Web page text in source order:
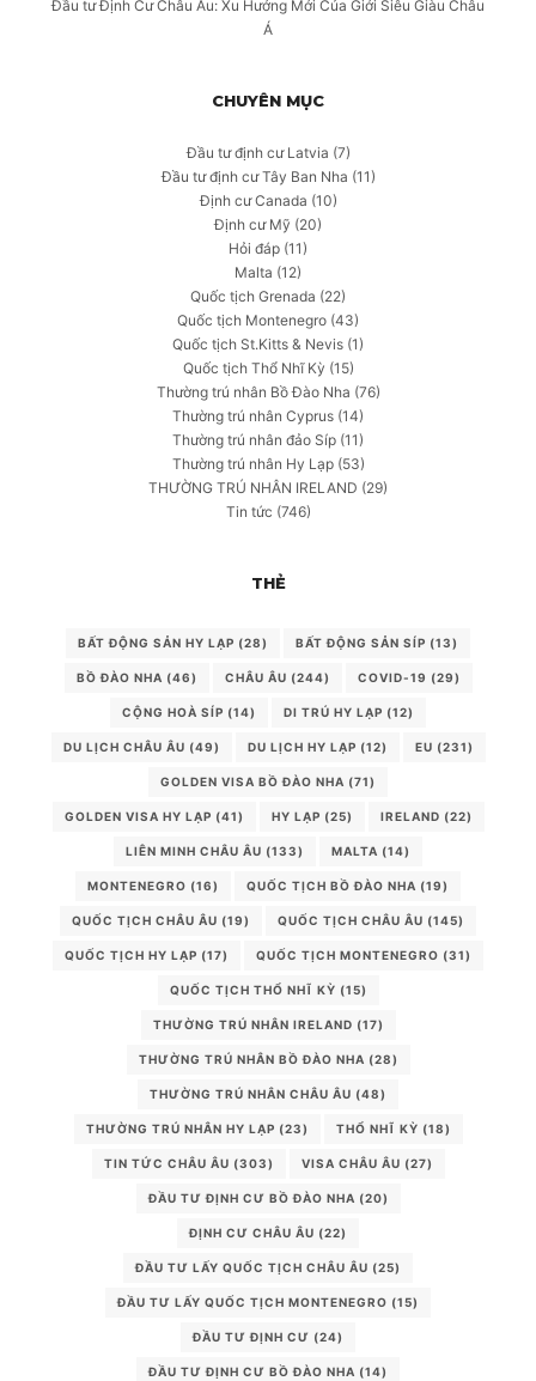
Đầu tư Định Cư Châu Âu: Xu Hướng Mới Của Giới Siêu Giàu Châu
Á
CHUYÊN MỤC
Đầu tư định cư Latvia (7)
Đầu tư định cư Tây Ban Nha (11)
Định cư Canada (10)
Định cư Mỹ (20)
Hỏi đáp (11)
Malta (12)
Quốc tịch Grenada (22)
Quốc tịch Montenegro (43)
Quốc tịch St.Kitts & Nevis (1)
Quốc tịch Thổ Nhĩ Kỳ (15)
Thường trú nhân Bồ Đào Nha (76)
Thường trú nhân Cyprus (14)
Thường trú nhân đảo Síp (11)
Thường trú nhân Hy Lạp(53)
THƯỜNG TRÚ NHÂN IRELAND (29)
Tin tức (746)
THẺ
BẤT ĐỘNG SẢN HY LẠP (28) BẤT ĐỘNG SẢN SÍP (13)
BỒ ĐÀO NHA (46) CHÂU ÂU (244) COVID-19 (29)
CỘNG HOÀ SÍP (14) DI TRÚ HY LẠP (12)
DU LỊCH CHÂU ÂU (49) DU LỊCH HY LẠP (12) EU (231)
GOLDEN VISA BỒ ĐÀO NHA (71)
GOLDEN VISA HY LẠP (41) HY LẠP (25) IRELAND (22)
LIÊN MINH CHÂU ÂU (133) MALTA (14)
MONTENEGRO (16) QUỐC TỊCH BỒ ĐÀO NHA (19)
QUỐC TỊCH CHÂU ÂU (19) QUỐC TỊCH CHÂU ÂU (145)
QUỐC TỊCH HY LẠP (17) QUỐC TỊCH MONTENEGRO (31)
QUỐC TỊCH THỔ NHĨ KỲ (15)
THƯỜNG TRÚ NHÂN IRELAND (17)
THƯỜNG TRÚ NHÂN BỒ ĐÀO NHA (28)
THƯỜNG TRÚ NHÂN CHÂU ÂU (48)
THƯỜNG TRÚ NHÂN HY LẠP (23) THỔ NHĨ KỲ (18)
TIN TỨC CHÂU ÂU (303) VISA CHÂU ÂU (27)
ĐẦU TƯ ĐỊNH CƯ BỒ ĐÀO NHA (20)
ĐỊNH CƯ CHÂU ÂU (22)
ĐẦU TƯ LẤY QUỐC TỊCH CHÂU ÂU (25)
ĐẦU TƯ LẤY QUỐC TỊCH MONTENEGRO (15)
ĐẦU TƯ ĐỊNH CƯ (24)
ĐẦU TƯ ĐỊNH CƯ BỒ ĐÀO NHA (14)